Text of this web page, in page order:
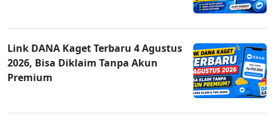
Link DANA Kaget Terbaru 4 Agustus
2026, Bisa Diklaim Tanpa Akun
Premium